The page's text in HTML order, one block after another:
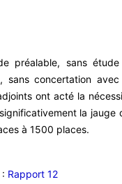
préalable, sans
sans concertation
ont acté la
la jauge
à 1500 places.
: Rapport 12